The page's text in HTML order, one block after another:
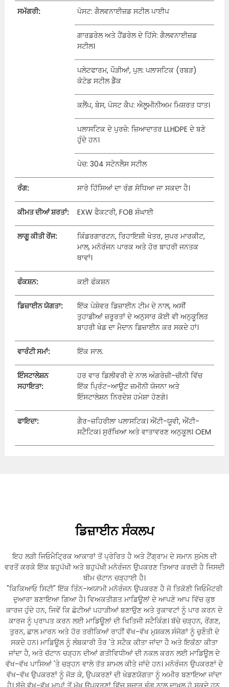
ਸਮੱਗਰੀ: ਪੋਸਟ: ਗੈਲਵਨਾਈਜ਼ਡ ਸਟੀਲ ਪਾਈਪ
ਗਾਰਡਰੇਲ ਅਤੇ ਹੈਂਡਰੇਲ ਦੇ ਹਿੱਸੇ: ਗੈਲਵਨਾਈਜ਼ਡ
ਸਟੀਲ।
ਪਲੇਟਫਾਰਮ, ਪੌੜੀਆਂ, ਪੁਲ: ਪਲਾਸਟਿਕ (ਰਬੜ)
ਕੋਟੇਡ ਸਟੀਲ ਡੈੱਕ
ਕਲੈਂਪ, ਬੇਸ, ਪੋਸਟ ਕੈਪ: ਐਲੂਮੀਨੀਅਮ ਮਿਸ਼ਰਤ ਧਾਤ।
ਪਲਾਸਟਿਕ ਦੇ ਪੁਰਜ਼ੇ: ਜ਼ਿਆਦਾਤਰ LLHDPE ਦੇ ਬਣੇ
ਹੁੰਦੇ ਹਨ।
ਪੇਚ: 304 ਸਟੇਨਲੈਸ ਸਟੀਲ
ਰੰਗ: ਸਾਰੇ ਹਿੱਸਿਆਂ ਦਾ ਰੰਗ ਸੋਧਿਆ ਜਾ ਸਕਦਾ ਹੈ।
ਕੀਮਤ ਦੀਆਂ ਸ਼ਰਤਾਂ: EXW ਫੈਕਟਰੀ, FOB ਸ਼ੰਘਾਈ
ਲਾਗੂ ਕੀਤੀ ਰੇਂਜ:
ਕਿੰਡਰਗਾਰਟਨ, ਰਿਹਾਇਸ਼ੀ ਖੇਤਰ, ਸੁਪਰ ਮਾਰਕੀਟ,
ਮਾਲ, ਮਨੋਰੰਜਨ ਪਾਰਕ ਅਤੇ ਹੋਰ ਬਾਹਰੀ ਜਨਤਕ
ਥਾਵਾਂ।
ਫੰਕਸ਼ਨ: ਕਈ ਫੰਕਸ਼ਨ
ਡਿਜ਼ਾਈਨ ਯੋਗਤਾ:
ਇੱਕ ਪੇਸ਼ੇਵਰ ਡਿਜ਼ਾਈਨ ਟੀਮ ਦੇ ਨਾਲ, ਅਸੀਂ
ਤੁਹਾਡੀਆਂ ਜ਼ਰੂਰਤਾਂ ਦੇ ਅਨੁਸਾਰ ਕੋਈ ਵੀ ਅਨੁਕੂਲਿਤ
ਬਾਹਰੀ ਖੇਡ ਦਾ ਮੈਦਾਨ ਡਿਜ਼ਾਈਨ ਕਰ ਸਕਦੇ ਹਾਂ।
ਵਾਰੰਟੀ ਸਮਾਂ: ਇੱਕ ਸਾਲ.
ਇੰਸਟਾਲੇਸ਼ਨ
ਸਹਾਇਤਾ:
ਹਰ ਵਾਰ ਡਿਲੀਵਰੀ ਦੇ ਨਾਲ ਅੰਗਰੇਜ਼ੀ-ਚੀਨੀ ਵਿੱਚ
ਇੱਕ ਪ੍ਰਿੰਟ-ਆਊਟ ਜ਼ਮੀਨੀ ਯੋਜਨਾ ਅਤੇ
ਇੰਸਟਾਲੇਸ਼ਨ ਨਿਰਦੇਸ਼ ਹਮੇਸ਼ਾ ਹੋਣਗੇ।
ਫਾਇਦਾ:
ਗੈਰ-ਜ਼ਹਿਰੀਲਾ ਪਲਾਸਟਿਕ। ਐਂਟੀ-ਯੂਵੀ, ਐਂਟੀ-
ਸਟੈਟਿਕ। ਸੁਰੱਖਿਆ ਅਤੇ ਵਾਤਾਵਰਣ ਅਨੁਕੂਲ। OEM
ਡਿਜ਼ਾਈਨ ਸੰਕਲਪ
ਇਹ ਲੜੀ ਜਿਓਮੈਟ੍ਰਿਕ ਆਕਾਰਾਂ ਤੋਂ ਪ੍ਰੇਰਿਤ ਹੈ ਅਤੇ ਟੈਂਗ੍ਰਾਮ ਦੇ ਸਮਾਨ ਸੁਮੇਲ ਦੀ
ਵਰਤੋਂ ਕਰਕੇ ਇੱਕ ਬਹੁਪੱਖੀ ਅਤੇ ਬਹੁਪੱਖੀ ਮਨੋਰੰਜਨ ਉਪਕਰਣ ਤਿਆਰ ਕਰਦੀ ਹੈ ਜਿਸਦੀ
ਥੀਮ ਚੱਟਾਨ ਚੜ੍ਹਾਈ ਹੈ।
"ਕਿਕਿਆਓ ਸਿਟੀ" ਇੱਕ ਤਿੰਨ-ਅਯਾਮੀ ਮਨੋਰੰਜਨ ਉਪਕਰਣ ਹੈ ਜੋ ਤਿਕੋਣੀ ਜਿਓਮੈਟਰੀ
ਦੁਆਰਾ ਬਣਾਇਆ ਗਿਆ ਹੈ। ਵਿਅਕਤੀਗਤ ਮਾਡਿਊਲਾਂ ਦੇ ਆਪਣੇ ਆਪ ਵਿੱਚ ਕੁਝ
ਕਾਰਜ ਹੁੰਦੇ ਹਨ, ਜਿਵੇਂ ਕਿ ਛੋਟੀਆਂ ਪਹਾੜੀਆਂ ਬਣਾਉਣ ਅਤੇ ਰੁਕਾਵਟਾਂ ਨੂੰ ਪਾਰ ਕਰਨ ਦੇ
ਕਾਰਜ ਨੂੰ ਪ੍ਰਾਪਤ ਕਰਨ ਲਈ ਮਾਡਿਊਲਾਂ ਦੀ ਖਿਤਿਜੀ ਸਟੈਕਿੰਗ। ਬੱਚੇ ਚੜ੍ਹਨ, ਰੇਂਗਣ,
ਤੁਰਨ, ਛਾਲ ਮਾਰਨ ਅਤੇ ਹੋਰ ਤਰੀਕਿਆਂ ਰਾਹੀਂ ਵੱਖ-ਵੱਖ ਮੁਸ਼ਕਲ ਸੰਜੋਗਾਂ ਨੂੰ ਚੁਣੌਤੀ ਦੇ
ਸਕਦੇ ਹਨ। ਮਾਡਿਊਲ ਨੂੰ ਲੰਬਕਾਰੀ ਤੌਰ 'ਤੇ ਸਟੈਕ ਕੀਤਾ ਜਾਂਦਾ ਹੈ ਅਤੇ ਇਕੱਠਾ ਕੀਤਾ
ਜਾਂਦਾ ਹੈ, ਅਤੇ ਚੱਟਾਨ ਚੜ੍ਹਨ ਦੀਆਂ ਗਤੀਵਿਧੀਆਂ ਦੀ ਨਕਲ ਕਰਨ ਲਈ ਮਾਡਿਊਲ ਦੇ
ਵੱਖ-ਵੱਖ ਪਾਸਿਆਂ 'ਤੇ ਚੜ੍ਹਨ ਵਾਲੇ ਤੱਤ ਸ਼ਾਮਲ ਕੀਤੇ ਜਾਂਦੇ ਹਨ। ਮਨੋਰੰਜਨ ਉਪਕਰਣਾਂ ਦੇ
ਵੱਖ-ਵੱਖ ਉਪਕਰਣਾਂ ਨੂੰ ਜੋੜ ਕੇ, ਉਪਕਰਣਾਂ ਦੀ ਖੇਡਣਯੋਗਤਾ ਨੂੰ ਅਮੀਰ ਬਣਾਇਆ ਜਾਂਦਾ